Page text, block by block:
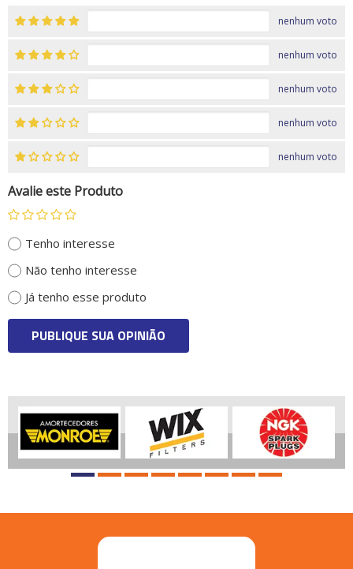
nenhum voto
nenhum voto
nenhum voto
nenhum voto
nenhum voto
Avalie este Produto
Tenho interesse
Não tenho interesse
Já tenho esse produto
PUBLIQUE SUA OPINIÃO